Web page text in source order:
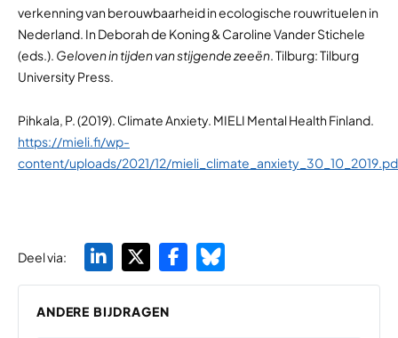
verkenning van berouwbaarheid in ecologische rouwrituelen in
Nederland. In Deborah de Koning & Caroline Vander Stichele
(eds.). Geloven in tijden van stijgende zeeën. Tilburg: Tilburg
University Press.
Pihkala, P. (2019). Climate Anxiety. MIELI Mental Health Finland.
https://mieli.fi/wp-
content/uploads/2021/12/
Deel via:
ANDERE BIJDRAGEN